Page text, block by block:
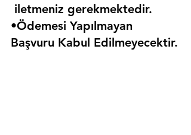
iletmeniz gerekmektedir.
•Ödemesi Yapılmayan
Başvuru Kabul Edilmeyecektir.